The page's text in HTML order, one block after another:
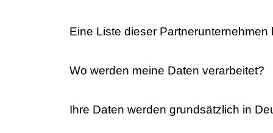
Eine Liste dieser
Wo werden meine Daten verarbeitet?
Ihre Daten werden grundsätzlich in